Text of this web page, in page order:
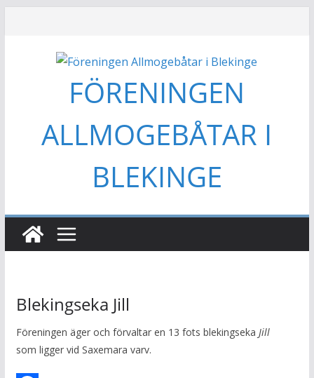
FÖRENINGEN
ALLMOGEBÅTAR I
BLEKINGE
Blekingseka Jill
Föreningen äger och förvaltar en 13 fots blekingseka Jill
som ligger vid Saxemara varv.